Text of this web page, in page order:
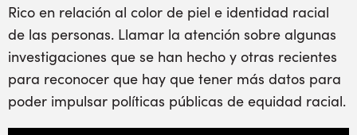
Rico en relación al color de piel e identidad racial
de las personas. Llamar la atención sobre algunas
investigaciones que se han hecho y otras recientes
para reconocer que hay que tener más datos para
poder impulsar políticas públicas de equidad racial.